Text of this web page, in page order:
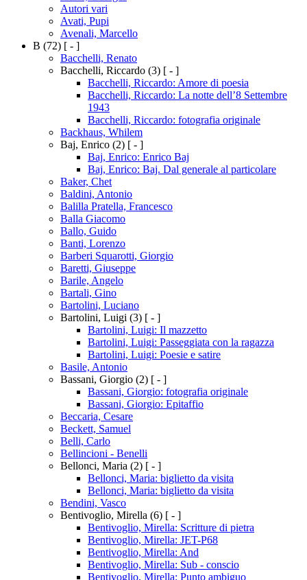
Autori vari
Avati, Pupi
Avenali, Marcello
B (72) [ - ]
Bacchelli, Renato
Bacchelli, Riccardo (3) [ - ]
Bacchelli, Riccardo: Amore di poesia
Bacchelli, Riccardo: La notte dell’8 Settembre
1943
Bacchelli, Riccardo: fotografia originale
Backhaus, Whilem
Baj, Enrico (2) [ - ]
Baj, Enrico: Enrico Baj
Baj, Enrico: Baj. Dal generale al particolare
Baker, Chet
Baldini, Antonio
Balilla Pratella, Francesco
Balla Giacomo
Ballo, Guido
Banti, Lorenzo
Barberi Squarotti, Giorgio
Baretti, Giuseppe
Barile, Angelo
Bartali, Gino
Bartolini, Luciano
Bartolini, Luigi (3) [ - ]
Bartolini, Luigi: Il mazzetto
Bartolini, Luigi: Passeggiata con la ragazza
Bartolini, Luigi: Poesie e satire
Basile, Antonio
Bassani, Giorgio (2) [ - ]
Bassani, Giorgio: fotografia originale
Bassani, Giorgio: Epitaffio
Beccaria, Cesare
Beckett, Samuel
Belli, Carlo
Bellincioni - Benelli
Bellonci, Maria (2) [ - ]
Bellonci, Maria: biglietto da visita
Bellonci, Maria: biglietto da visita
Bendini, Vasco
Bentivoglio, Mirella (6) [ - ]
Bentivoglio, Mirella: Scritture di pietra
Bentivoglio, Mirella: JET-P68
Bentivoglio, Mirella: And
Bentivoglio, Mirella: Sub - conscio
Bentivoglio, Mirella: Punto ambiguo